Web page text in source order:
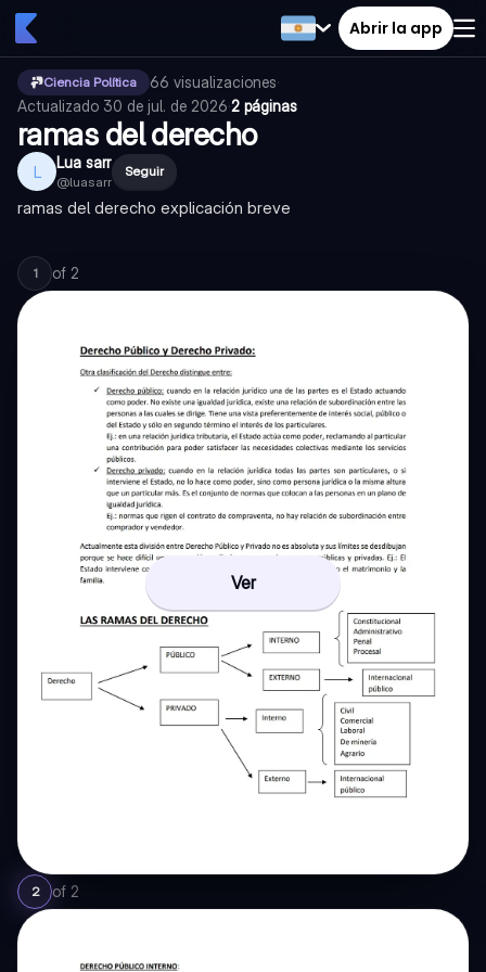
Abrir la app
Ciencia Política 66 visualizaciones·
Actualizado 30 de jul. de 2026·2 páginas
ramas del derecho
L Lua sarr
@luasarr
Seguir
ramas del derecho explicación breve
1 of 2
Ver
2 of 2